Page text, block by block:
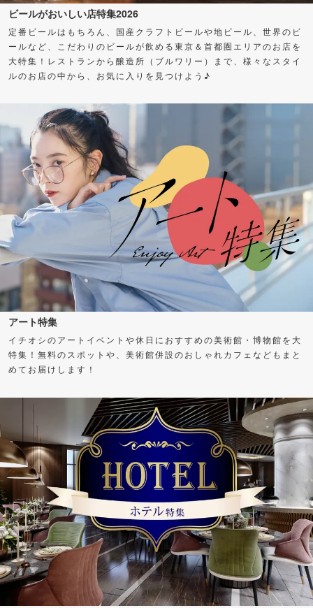
ビールがおいしい店特集2026
定番ビールはもちろん、国産クラフトビールや地ビール、世界のビ
ールなど、こだわりのビールが飲める東京＆首都圏エリアのお店を
大特集！レストランから醸造所（ブルワリー）まで、様々なスタイ
ルのお店の中から、お気に入りを見つけよう♪
アート特集
イチオシのアートイベントや休日におすすめの美術館・博物館を大
特集！無料のスポットや、美術館併設のおしゃれカフェなどもまと
めてお届けします！